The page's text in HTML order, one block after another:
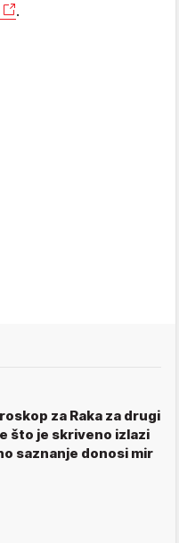
.
za Raka za drugi
što je skriveno izlazi
saznanje donosi mir